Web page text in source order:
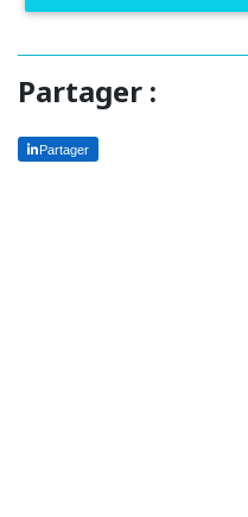
Partager :
Partager